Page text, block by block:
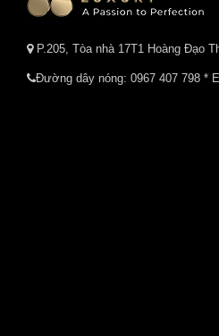
P.205, Tòa nhà 17T1 Hoàng Đạo
Đường dây nóng: 0967 407 798 *